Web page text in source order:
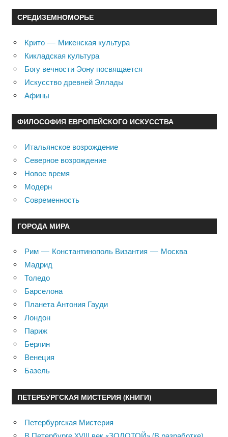
СРЕДИЗЕМНОМОРЬЕ
Крито — Микенская культура
Кикладская культура
Богу вечности Эону посвящается
Искусство древней Эллады
Афины
ФИЛОСОФИЯ ЕВРОПЕЙСКОГО ИСКУССТВА
Итальянское возрождение
Северное возрождение
Новое время
Модерн
Современность
ГОРОДА МИРА
Рим — Константинополь Византия — Москва
Мадрид
Толедо
Барселона
Планета Антония Гауди
Лондон
Париж
Берлин
Венеция
Базель
ПЕТЕРБУРГСКАЯ МИСТЕРИЯ (КНИГИ)
Петербургская Мистерия